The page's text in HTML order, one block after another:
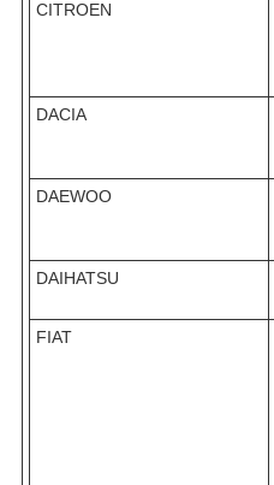
CITROEN
DACIA
DAEWOO
DAIHATSU
FIAT